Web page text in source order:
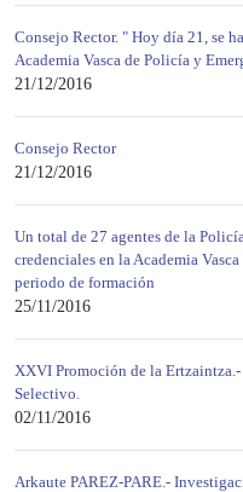
Consejo Rector. " Hoy día 21, se
Academia Vasca de Policía y
21/12/2016
Consejo Rector
21/12/2016
Un total de 27 agentes de la
credenciales en la Academia
periodo de formación
25/11/2016
XXVI Promoción de la
Selectivo.
02/11/2016
Arkaute PAREZ-PARE.-